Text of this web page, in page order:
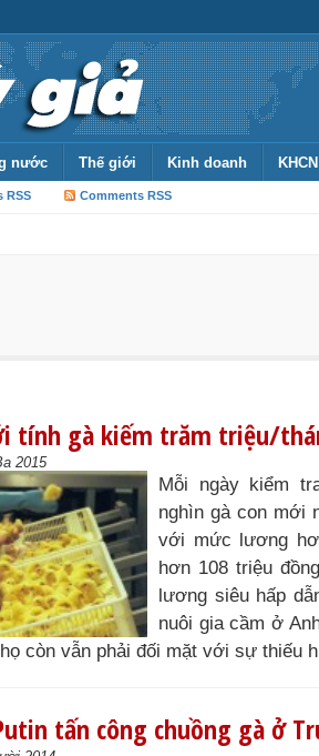
nước Thế giới Kinh doanh KHCN
RSS Comments RSS
tính gà kiếm trăm triệu/
2015
Mỗi ngày kiểm
nghìn gà con mới
với mức lương
hơn 108 triệu
lương siêu hấp
nuôi gia cầm ở
còn vẫn phải đối mặt với sự thiếu
tấn công chuồng gà ở